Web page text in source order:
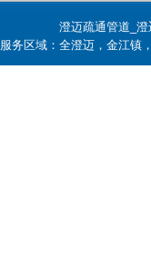
澄迈疏通管道_
服务区域：全澄迈，金江镇